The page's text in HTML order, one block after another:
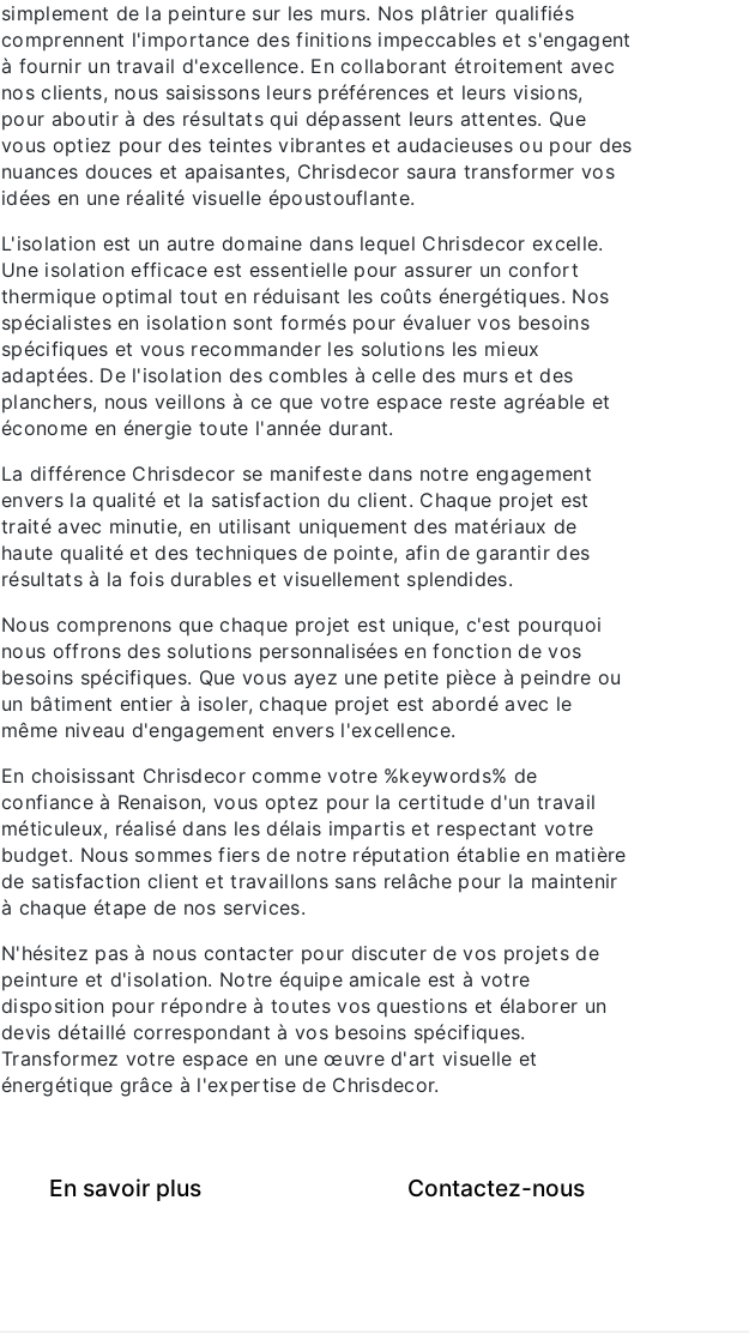
simplement de la peinture sur les murs. Nos plâtrier qualifiés
comprennent l'importance des finitions impeccables et s'engagent
à fournir un travail d'excellence. En collaborant étroitement avec
nos clients, nous saisissons leurs préférences et leurs visions,
pour aboutir à des résultats qui dépassent leurs attentes. Que
vous optiez pour des teintes vibrantes et audacieuses ou pour des
nuances douces et apaisantes, Chrisdecor saura transformer vos
idées en une réalité visuelle époustouflante.
L'isolation est un autre domaine dans lequel Chrisdecor excelle.
Une isolation efficace est essentielle pour assurer un confort
thermique optimal tout en réduisant les coûts énergétiques. Nos
spécialistes en isolation sont formés pour évaluer vos besoins
spécifiques et vous recommander les solutions les mieux
adaptées. De l'isolation des combles à celle des murs et des
planchers, nous veillons à ce que votre espace reste agréable et
économe en énergie toute l'année durant.
La différence Chrisdecor se manifeste dans notre engagement
envers la qualité et la satisfaction du client. Chaque projet est
traité avec minutie, en utilisant uniquement des matériaux de
haute qualité et des techniques de pointe, afin de garantir des
résultats à la fois durables et visuellement splendides.
Nous comprenons que chaque projet est unique, c'est pourquoi
nous offrons des solutions personnalisées en fonction de vos
besoins spécifiques. Que vous ayez une petite pièce à peindre ou
un bâtiment entier à isoler, chaque projet est abordé avec le
même niveau d'engagement envers l'excellence.
En choisissant Chrisdecor comme votre %keywords% de
confiance à Renaison, vous optez pour la certitude d'un travail
méticuleux, réalisé dans les délais impartis et respectant votre
budget. Nous sommes fiers de notre réputation établie en matière
de satisfaction client et travaillons sans relâche pour la maintenir
à chaque étape de nos services.
N'hésitez pas à nous contacter pour discuter de vos projets de
peinture et d'isolation. Notre équipe amicale est à votre
disposition pour répondre à toutes vos questions et élaborer un
devis détaillé correspondant à vos besoins spécifiques.
Transformez votre espace en une œuvre d'art visuelle et
énergétique grâce à l'expertise de Chrisdecor.
En savoir plus Contactez-nous